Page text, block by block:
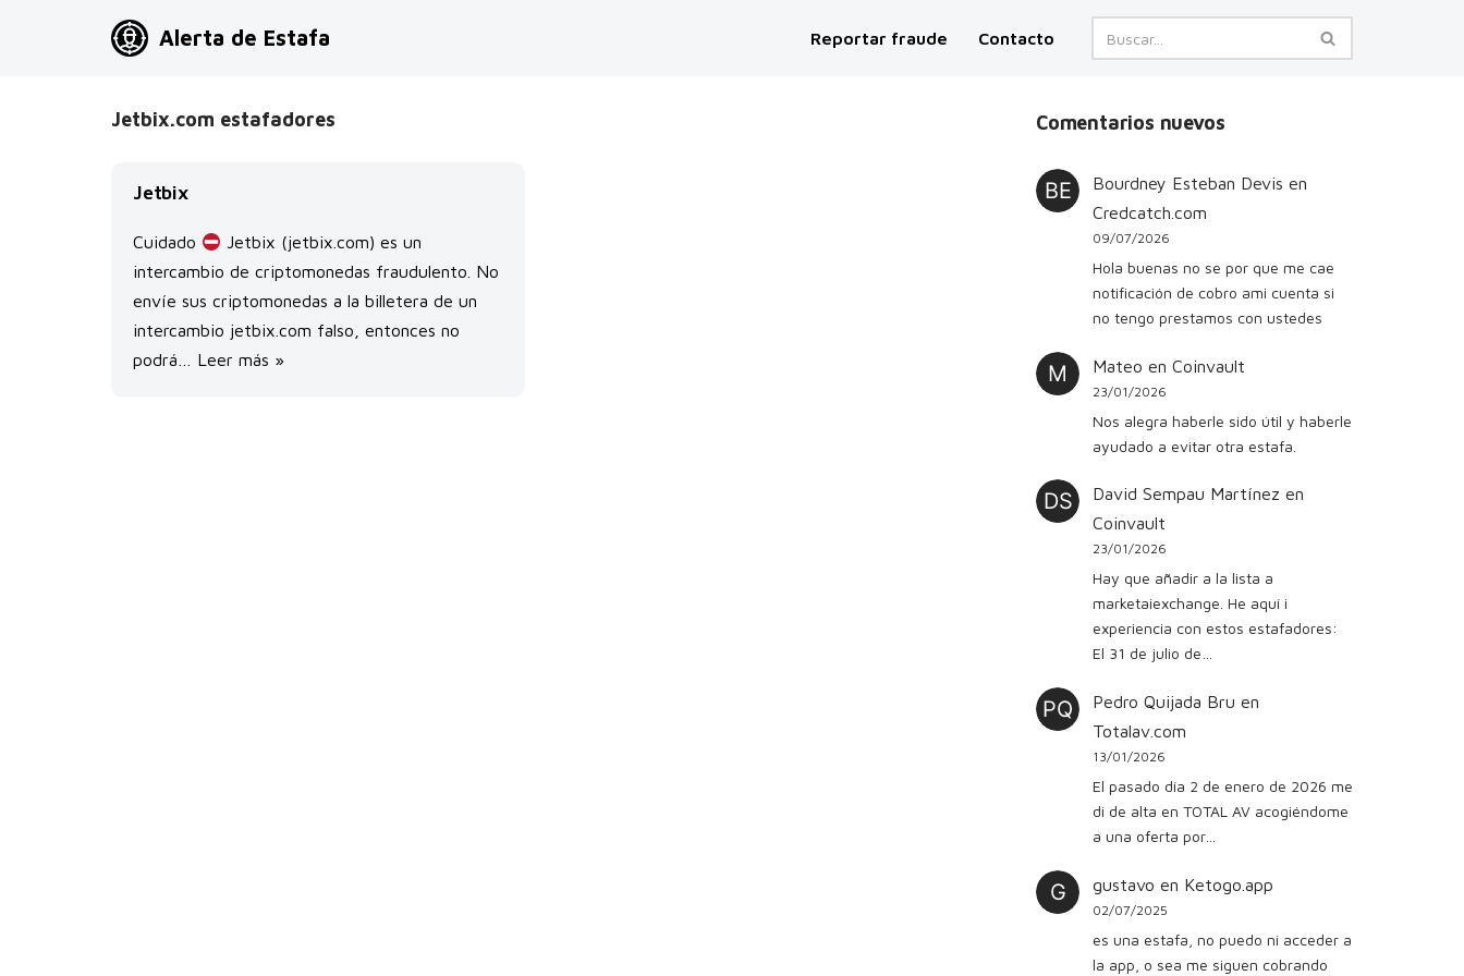
Alerta de Estafa Reportar fraude Contacto
Jetbix.com estafadores
Jetbix
Cuidado
Jetbix (jetbix.com) es un
intercambio de criptomonedas fraudulento. No
envíe sus criptomonedas a la billetera de un
intercambio jetbix.com falso, entonces no
podrá… Leer más »
Comentarios nuevos
Bourdney Esteban Devis en
Credcatch.com
09/07/2026
Hola buenas no se por que me cae
notificación de cobro ami cuenta si
no tengo prestamos con ustedes
Mateo en Coinvault
23/01/2026
Nos alegra haberle sido útil y haberle
ayudado a evitar otra estafa.
David Sempau Martínez en
Coinvault
23/01/2026
Hay que añadir a la lista a
marketaiexchange. He aquí i
experiencia con estos estafadores:
El 31 de julio de…
Pedro Quijada Bru en
Totalav.com
13/01/2026
El pasado día 2 de enero de 2026 me
di de alta en TOTAL AV acogiéndome
a una oferta por…
gustavo en Ketogo.app
02/07/2025
es una estafa, no puedo ni acceder a
la app, o sea me siguen cobrando